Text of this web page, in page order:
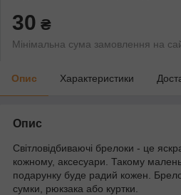
30 ₴
Мінімальна сума замовлення на
Опис Характеристики
Опис
Світловідбиваючі брелоки - це
кожному, аксесуари. Такому
подарунку буде радий кожен.
сумки, рюкзака або куртки.